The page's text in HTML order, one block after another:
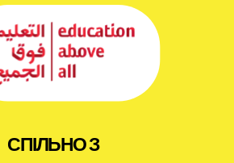
СПІЛЬНО З